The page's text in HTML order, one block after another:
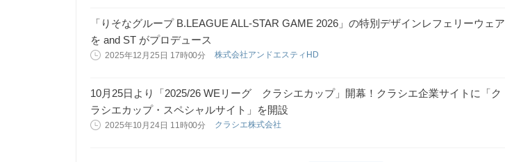
「りそなグループ B.LEAGUE ALL-STAR GAME 2026」の特別デザインレフェリーウェア
を and ST がプロデュース
2025年12月25日 17時00分 株式会社アンドエスティHD
10月25日より「2025/26 WEリーグ クラシエカップ」開幕！クラシエ企業サイトに「ク
ラシエカップ・スペシャルサイト」を開設
2025年10月24日 11時00分 クラシエ株式会社